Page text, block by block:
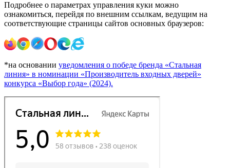
Подробнее о параметрах управления куки можно
ознакомиться, перейдя по внешним ссылкам, ведущим на
соответствующие страницы сайтов основных браузеров:
*на основании уведомления о победе бренда «Стальная
линия» в номинации «Производитель входных дверей»
конкурса «Выбор года» (2024).